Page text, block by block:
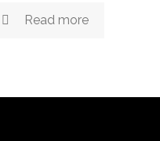
Read more